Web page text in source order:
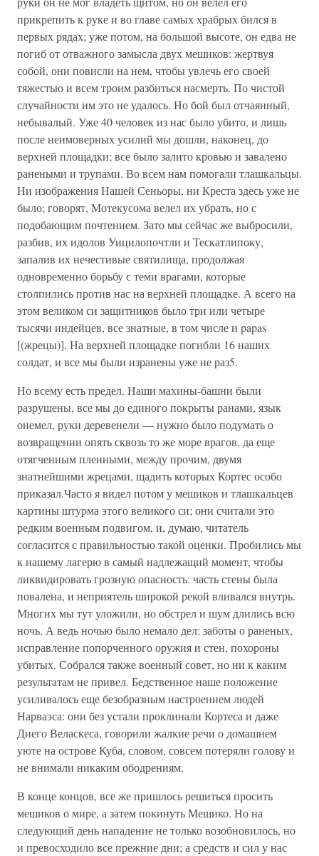
прикрепить к руке и во главе самых храбрых бился в
первых рядах; уже потом, на большой высоте, он едва не
погиб от отважного замысла двух мешиков: жертвуя
собой, они повисли на нем, чтобы увлечь его своей
тяжестью и всем троим разбиться насмерть. По чистой
случайности им это не удалось. Но бой был отчаянный,
небывалый. Уже 40 человек из нас было убито, и лишь
после неимоверных усилий мы дошли, наконец, до
верхней площадки; все было залито кровью и завалено
ранеными и трупами. Во всем нам помогали тлашкальцы.
Ни изображения Нашей Сеньоры, ни Креста здесь уже не
было; говорят, Мотекусома велел их убрать, но с
подобающим почтением. Зато мы сейчас же выбросили,
разбив, их идолов Уицилопочтли и Тескатлипоку,
запалив их нечестивые святилища, продолжая
одновременно борьбу с теми врагами, которые
столпились против нас на верхней площадке. А всего на
этом великом си защитников было три или четыре
тысячи индейцев, все знатные, в том числе и papas
[(жрецы)]. На верхней площадке погибли 16 наших
солдат, и все мы были изранены уже не раз5.
Но всему есть предел. Наши махины-башни были
разрушены, все мы до единого покрыты ранами, язык
онемел, руки деревенели — нужно было подумать о
возвращении опять сквозь то же море врагов, да еще
отягченным пленными, между прочим, двумя
знатнейшими жрецами, щадить которых Кортес особо
приказал.Часто я видел потом у мешиков и тлашкальцев
картины штурма этого великого си; они считали это
редким военным подвигом, и, думаю, читатель
согласится с правильностью такой оценки. Пробились мы
к нашему лагерю в самый надлежащий момент, чтобы
ликвидировать грозную опасность: часть стены была
повалена, и неприятель широкой рекой вливался внутрь.
Многих мы тут уложили, но обстрел и шум длились всю
ночь. А ведь ночью было немало дел: заботы о раненых,
исправление попорченного оружия и стен, похороны
убитых. Собрался также военный совет, но ни к каким
результатам не привел. Бедственное наше положение
усиливалось еще безобразным настроением людей
Нарваэса: они без устали проклинали Кортеса и даже
Диего Веласкеса, говорили жалкие речи о домашнем
уюте на острове Куба, словом, совсем потеряли голову и
не внимали никаким ободрениям.
В конце концов, все же пришлось решиться просить
мешиков о мире, а затем покинуть Мешико. Но на
следующий день нападение не только возобновилось, но
и превосходило все прежние дни; а средств и сил у нас